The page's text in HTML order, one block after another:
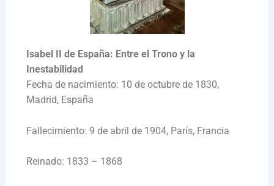
Isabel II de España: Entre el Trono y la
Inestabilidad
Fecha de nacimiento: 10 de octubre de 1830,
Madrid, España
Fallecimiento: 9 de abril de 1904, París, Francia
Reinado: 1833 – 1868